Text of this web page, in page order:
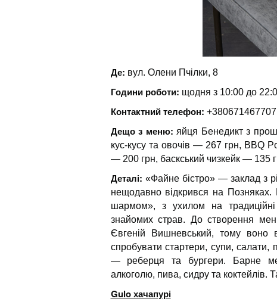
Де: вул. Олени Пчілки, 8
Години роботи: щодня з 10:00 до
Контактний телефон: +380671467707
Дещо з меню: яйця Бенедикт з
кус-кусу та овочів — 267 грн,
— 200 грн, баскський чизкейк — 135
Деталі: «Файне бістро» — заклад з
нещодавно відкрився на Позняках.
шармом», з ухилом на традиційні
знайомих страв. До створення
Євгеній Вишневський, тому воно
спробувати стартери, супи, салати,
— реберця та бургери. Барне
алкоголю, пива, сидру та коктейлів.
Gulo хачапурі